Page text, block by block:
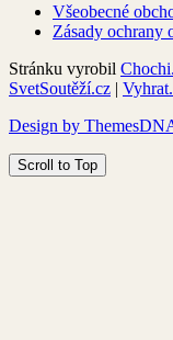
Všeobecné
Zásady ochrany
Stránku vyrobil
SvetSoutěží.cz |
Design by
Scroll to Top